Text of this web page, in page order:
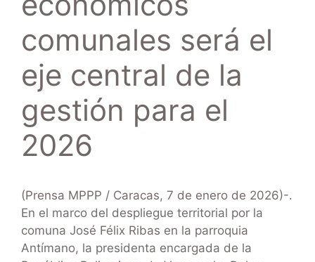
comunales será el
eje central de la
gestión para el
2026
(Prensa MPPP / Caracas, 7 de enero de 2026)-.
En el marco del despliegue territorial por la
comuna José Félix Ribas en la parroquia
Antímano, la presidenta encargada de la